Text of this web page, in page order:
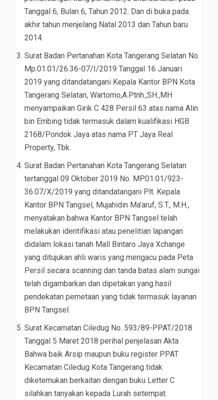
Tanggal 6, Bulan 6, Tahun 2012. Dan di buka pada
akhir tahun menjelang Natal 2013 dan Tahun baru
2014.
Surat Badan Pertanahan Kota Tangerang Selatan No.
Mp.01.01/26.36-07/I/2019 Tanggal 16 Januari
2019 yang ditandatangani Kepala Kantor BPN Kota
Tangerang Selatan, Wartomo,A.Ptnh.,SH.,MH
menyampaikan Girik C 428 Persil 63 atas nama Alin
bin Embing tidak termasuk dalam kualifikasi HGB
2168/Pondok Jaya atas nama PT Jaya Real
Property, Tbk.
Surat Badan Pertanahan Kota Tangerang Selatan
tertanggal 09 Oktober 2019 No. MP.01.01/923-
36.07/X/2019 yang ditandatangani Plt. Kepala
Kantor BPN Tangsel, Mujahidin Ma’aruf, S.T., M.H.,
menyatakan bahwa Kantor BPN Tangsel telah
melakukan identifikasi atau penelitian lapangan
didalam lokasi tanah Mall Bintaro Jaya Xchange
yang ditujukan ahli waris yang mengacu pada Peta
Persil secara scanning dan tanda batas alam sungai
telah digambarkan dan dipetakan yang hasil
pendekatan pemetaan yang tidak termasuk layanan
BPN Tangsel.
Surat Kecamatan Ciledug No. 593/89-PPAT/2018
Tanggal 5 Maret 2018 perihal penjelasan Akta
Bahwa baik Arsip maupun buku register PPAT
Kecamatan Ciledug Kota Tangerang tidak
diketemukan berkaitan dengan buku Letter C
silahkan tanyakan kepada Lurah setempat.